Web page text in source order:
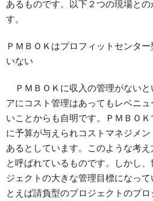
あるものです。以下２つの現場と
す。
ＰＭＢＯＫはプロフィットセンタ
いない
ＰＭＢＯＫに収入の管理がないと
アにコスト管理はあってもレベニ
いことからも自明です。ＰＭＢＯ
に予算が与えられコストマネジメ
あるとしています。このような考
と呼ばれているものです。しかし
ジェクトの大きな管理目標になっ
とえば請負型のプロジェクトのプ